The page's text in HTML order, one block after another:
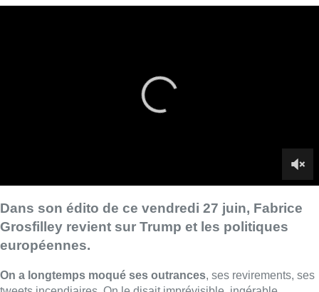
On a longtemps moqué ses outrances
tweets incendiaires. On le disait imprévisible, ingérable,
grotesque parfois. Mais aujourd’hui, Donald Trump, président
désormais lui qui fixe l’agenda des politiques européennes.
Depuis une semaine, les dirigeants européens passent d’un
sommet à l’autre avec une même obsession :savoir ce que
Donald Trump va faire,ou dire … ou ne pas faire et ne pas
dire. À La Haye, lors du sommet de l’OTAN, ils ont plié : 23
États membres se sont engagés à porter leurs dépenses
militaires à 5 % du PIB d’ici dix ans. Le secrétaire général de
l’Alliance, le Néerlandais
reluire,qualifiant Donald Trump d’”homme de paix”, et